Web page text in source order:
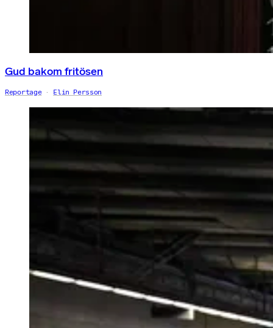
Gud bakom fritösen
Reportage Elin Persson